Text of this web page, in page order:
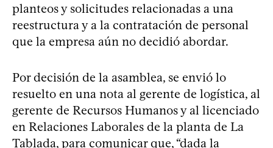
planteos y solicitudes relacionadas a una
reestructura y a la contratación de personal
que la empresa aún no decidió abordar.
Por decisión de la asamblea, se envió lo
resuelto en una nota al gerente de logística, al
gerente de Recursos Humanos y al licenciado
en Relaciones Laborales de la planta de La
Tablada, para comunicar que, “dada la